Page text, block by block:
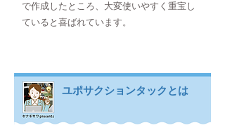
で作成したところ、大変使いやすく重宝し
ていると喜ばれています。
ユポサクションタックとは